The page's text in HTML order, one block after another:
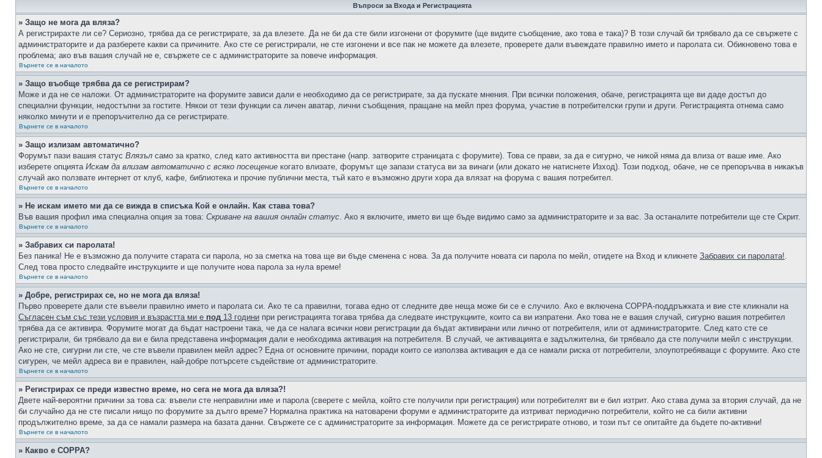
Въпроси за Входа и Регистрацията
» Защо не мога да вляза?
А регистрирахте ли се? Сериозно, трябва да се регистрирате, за да влезете. Да не би да сте били изгонени от форумите (ще видите съобщение, ако това е така)? В този случай би трябвало да се свържете с
администраторите и да разберете какви са причините. Ако сте се регистрирали, не сте изгонени и все пак не можете да влезете, проверете дали въвеждате правилно името и паролата си. Обикновено това е
проблема; ако във вашия случай не е, свържете се с администраторите за повече информация.
Върнете се в началото
» Защо въобще трябва да се регистрирам?
Може и да не се наложи. От администраторите на форумите зависи дали е необходимо да се регистрирате, за да пускате мнения. При всички положения, обаче, регистрацията ще ви даде достъп до
специални функции, недостъпни за гостите. Някои от тези функции са личен аватар, лични съобщения, пращане на мейл през форума, участие в потребителски групи и други. Регистрацията отнема само
няколко минути и е препоръчително да се регистрирате.
Върнете се в началото
» Защо излизам автоматично?
Форумът пази вашия статус Влязъл само за кратко, след като активността ви престане (напр. затворите страницата с форумите). Това се прави, за да е сигурно, че никой няма да влиза от ваше име. Ако
изберете опцията Искам да влизам автоматично с всяко посещение когато влизате, форумът ще запази статуса ви за винаги (или докато не натиснете Изход). Този подход, обаче, не се препоръчва в никакъв
случай ако ползвате интернет от клуб, кафе, библиотека и прочие публични места, тъй като е възможно други хора да влязат на форума с вашия потребител.
Върнете се в началото
» Не искам името ми да се вижда в списъка Кой е онлайн. Как става това?
Във вашия профил има специална опция за това: Скриване на вашия онлайн статус. Ако я включите, името ви ще бъде видимо само за администраторите и за вас. За останалите потребители ще сте Скрит.
Върнете се в началото
» Забравих си паролата!
Без паника! Не е възможно да получите старата си парола, но за сметка на това ще ви бъде сменена с нова. За да получите новата си парола по мейл, отидете на Вход и кликнете Забравих си паролата!.
След това просто следвайте инструкциите и ще получите нова парола за нула време!
Върнете се в началото
» Добре, регистрирах се, но не мога да вляза!
Първо проверете дали сте въвели правилно името и паролата си. Ако те са правилни, тогава едно от следните две неща може би се е случило. Ако е включена COPPA-поддръжката и вие сте кликнали на
Съгласен съм със тези условия и възрастта ми е под 13 години при регистрацията тогава трябва да следвате инструкциите, които са ви изпратени. Ако това не е вашия случай, сигурно вашия потребител
трябва да се активира. Форумите могат да бъдат настроени така, че да се налага всички нови регистрации да бъдат активирани или лично от потребителя, или от администраторите. След като сте се
регистрирали, би трябвало да ви е била представена информация дали е необходима активация на потребителя. В случай, че активацията е задължителна, би трябвало да сте получили мейл с инструкции.
Ако не сте, сигурни ли сте, че сте въвели правилен мейл адрес? Една от основните причини, поради които се използва активация е да се намали риска от потребители, злоупотребяващи с форумите. Ако сте
сигурен, че мейл адреса ви е правилен, най-добре потърсете съдействие от администраторите.
Върнете се в началото
» Регистрирах се преди известно време, но сега не мога да вляза?!
Двете най-вероятни причини за това са: въвели сте неправилни име и парола (сверете с мейла, който сте получили при регистрация) или потребителят ви е бил изтрит. Ако става дума за втория случай, да не
би случайно да не сте писали нищо по форумите за дълго време? Нормална практика на натоварени форуми е администраторите да изтриват периодично потребители, който не са били активни
продължително време, за да се намали размера на базата данни. Свържете се с администраторите за информация. Можете да се регистрирате отново, и този път се опитайте да бъдете по-активни!
Върнете се в началото
» Какво е COPPA?